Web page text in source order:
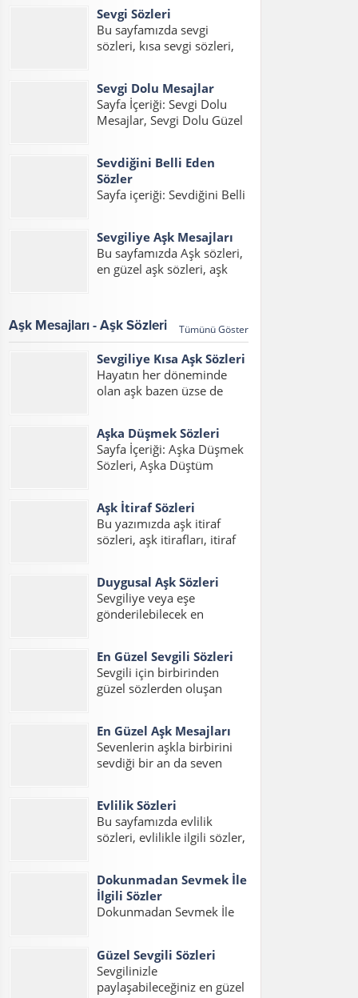
birisidir iyi...
sevgililer günü mesajları
hazırladık. Gurbetteki
Sevgiliye Sevgililer Günü
Sevgililer Günü Mesajı Kısa
ve Uzaktaki Sevgiliye
Sevgililer Günü...
Sevgi Sözleri
Bu sayfamızda sevgi
sözleri, kısa sevgi sözleri,
sevgi sözcükleri ile ilgili
yazıları bulabilirsiniz.
Sevgili varsa, aşk varsa
sevgi statusları...
Sevgi Dolu Mesajlar
Sayfa İçeriği: Sevgi Dolu
Mesajlar, Sevgi Dolu Güzel
Mesajlar, Duygusal Sevgi
Dolu Mesajlar, Sevgi Dolu
Mesajlar Uzun, Sevgiliye
Sevgi...
Sevdiğini Belli Eden
Sözler
Sayfa içeriği: Sevdiğini Belli
Olduğunu İfade Eden
Sözler, Sevgiyi Belli Etme
Sözleri, Hoşlandığını Belli
sevdiğini belli...
Sevgiliye Aşk Mesajları
Bu sayfamızda Aşk sözleri,
en güzel aşk sözleri, aşk
2017, sözleri kısa konulu
bir yazı hazırladık. Her
sözleri ve aşk...
Aşk Mesajları - Aşk Sözleri Tümünü Göster
Sevgiliye Kısa Aşk Sözleri
Hayatın her döneminde
olan aşk bazen üzse de
sözleri duygusal, sevgilim
için aşk sözleri ve sevgiliye
kısa aşk sözleri resimli
okuyabilirsiniz....
Aşka Düşmek Sözleri
Sayfa İçeriği: Aşka Düşmek
Sözleri, Aşka Düştüm
Aşık Oldum Sözleri, Aşka
Düşmek Sözleri Sevgiliye,
Sevdaya Tutuldum Sözleri,
Aşka Düşmek Sözleri
Sözleri Facebook Aşka...
Aşk İtiraf Sözleri
Bu yazımızda aşk itiraf
sözleri, aşk itirafları, itiraf
aşk itiraf sözleri yazılarını
bulabilirsiniz. Aşkını itiraf
etme sözleri yerine ve
Duygusal Aşk Sözleri
Sevgiliye veya eşe
gönderilebilecek en
duygusal aşk sözleri uzun,
en güzel duygusal aşk
sözleri uzun ve şahane aşk
de bulabilirsiniz....
En Güzel Sevgili Sözleri
Sevgili için birbirinden
güzel sözlerden oluşan
sevgiliye en güzel romantik
sözler ve en güzel duygulu
sözleri okuyabilirsiniz.
Sözler – Oksijeni bilmem
ama...
En Güzel Aşk Mesajları
Sevenlerin aşkla birbirini
sevdiği bir an da seven
söylemek ister. Aşk sözleri
romantik uzun, aşk
mesajları en güzel ve
okuyabilirsiniz....
Evlilik Sözleri
Bu sayfamızda evlilik
sözleri, evlilikle ilgili sözler,
güzel evlilik sözleri, evlilik
mesajları ve evlilik için
sözler konulu bir yazı
hazırladık. Sevdiğiniz bir
kutlamak...
Dokunmadan Sevmek İle
İlgili Sözler
Dokunmadan Sevmek İle
Dokunmadan sevmekle
ilgili Sözler, Görmeden
dokunmadan sevmek
Güzel Sevgili Sözleri
Sevgilinizle
paylaşabileceğiniz en güzel